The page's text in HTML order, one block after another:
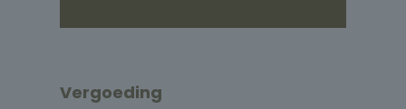
Vergoeding